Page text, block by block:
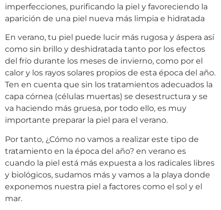
imperfecciones, purificando la piel y favoreciendo la
aparición de una piel nueva más limpia e hidratada
En verano, tu piel puede lucir más rugosa y áspera así
como sin brillo y deshidratada tanto por los efectos
del frío durante los meses de invierno, como por el
calor y los rayos solares propios de esta época del año.
Ten en cuenta que sin los tratamientos adecuados la
capa córnea (células muertas) se desestructura y se
va haciendo más gruesa, por todo ello, es muy
importante preparar la piel para el verano.
Por tanto, ¿Cómo no vamos a realizar este tipo de
tratamiento en la época del año? en verano es
cuando la piel está más expuesta a los radicales libres
y biológicos, sudamos más y vamos a la playa donde
exponemos nuestra piel a factores como el sol y el
mar.